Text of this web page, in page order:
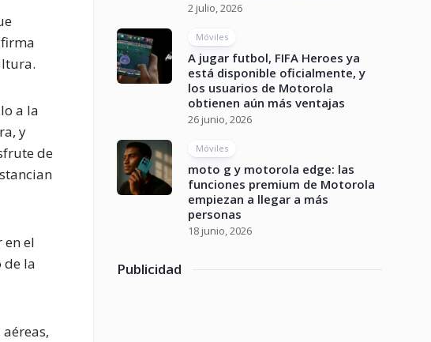
a la
y
de
en el
de la
2 julio, 2026
Móviles
A jugar futbol, FIFA Heroes ya
está disponible oficialmente, y
los usuarios de Motorola
obtienen aún más ventajas
26 junio, 2026
Móviles
moto g y motorola edge: las
funciones premium de Motorola
empiezan a llegar a más
personas
18 junio, 2026
Publicidad